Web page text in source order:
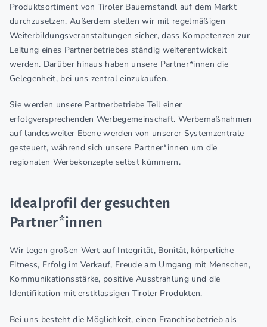
Produktsortiment von Tiroler Bauernstandl auf dem Markt
durchzusetzen. Außerdem stellen wir mit regelmäßigen
Weiterbildungsveranstaltungen sicher, dass Kompetenzen zur
Leitung eines Partnerbetriebes ständig weiterentwickelt
werden. Darüber hinaus haben unsere Partner*innen die
Gelegenheit, bei uns zentral einzukaufen.
Sie werden unsere Partnerbetriebe Teil einer
erfolgversprechenden Werbegemeinschaft. Werbemaßnahmen
auf landesweiter Ebene werden von unserer Systemzentrale
gesteuert, während sich unsere Partner*innen um die
regionalen Werbekonzepte selbst kümmern.
Idealprofil der gesuchten
Partner*innen
Wir legen großen Wert auf Integrität, Bonität, körperliche
Fitness, Erfolg im Verkauf, Freude am Umgang mit Menschen,
Kommunikationsstärke, positive Ausstrahlung und die
Identifikation mit erstklassigen Tiroler Produkten.
Bei uns besteht die Möglichkeit, einen Franchisebetrieb als